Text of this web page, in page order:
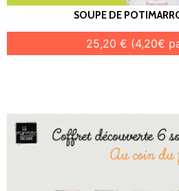
SOUPE DE
25,20 € (4,20€